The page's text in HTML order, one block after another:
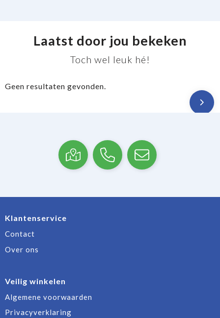
Laatst door jou bekeken
Toch wel leuk hé!
Geen resultaten gevonden.
Klantenservice
Contact
Over ons
Veilig winkelen
Algemene voorwaarden
Privacyverklaring